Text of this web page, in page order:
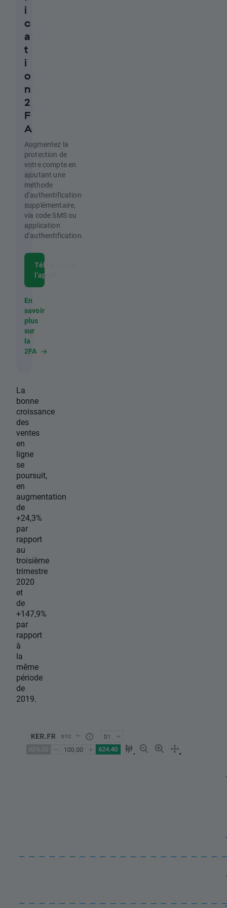
i
c
a
t
i
o
n
2
F
A
Augmentez la
protection de
votre compte en
ajoutant une
méthode
d’authentification
supplémentaire,
via code SMS ou
application
d’authentification.
Télécharger
l’appli
En
savoir
plus
sur
la
2FA
La
bonne
croissance
des
ventes
en
ligne
se
poursuit,
en
augmentation
de
+24,3%
par
rapport
au
troisième
trimestre
2020
et
de
+147,9%
par
rapport
à
la
même
période
de
2019.